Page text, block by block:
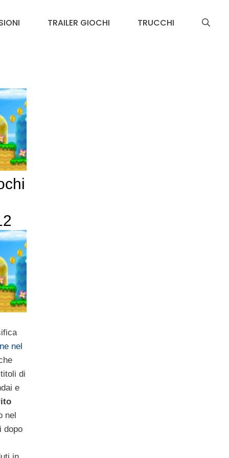
TRAILER GIOCHI TRUCCHI
nel
di
e
nel
dopo